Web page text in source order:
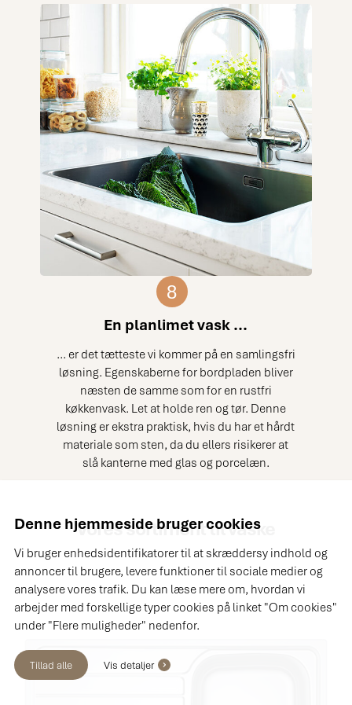
Denne hjemmeside bruger cookies
Vi bruger enhedsidentifikatorer til at skræddersy indhold og
annoncer til brugere, levere funktioner til sociale medier og
analysere vores trafik. Du kan læse mere om, hvordan vi
arbejder med forskellige typer cookies på linket "Om cookies"
under "Flere muligheder" nedenfor.
Tillad alle Vis detaljer
8
En planlimet vask ...
... er det tætteste vi kommer på en samlingsfri
løsning. Egenskaberne for bordpladen bliver
næsten de samme som for en rustfri
køkkenvask. Let at holde ren og tør. Denne
løsning er ekstra praktisk, hvis du har et hårdt
materiale som sten, da du ellers risikerer at
slå kanterne med glas og porcelæn.
Vores sortiment til vaske